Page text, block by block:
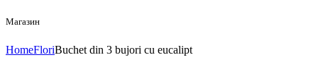
Магазин
HomeFloriBuchet din 3 bujori cu eucalipt